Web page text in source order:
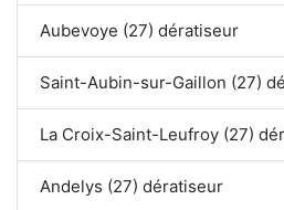
Aubevoye (27) dératiseur
Saint-Aubin-sur-Gaillon (27)
La Croix-Saint-Leufroy (27)
Andelys (27) dératiseur